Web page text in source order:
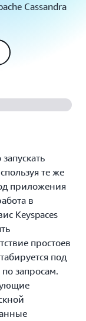
Cassandra
те же
приложения
в
Keyspaces
простоев
под
запросам.